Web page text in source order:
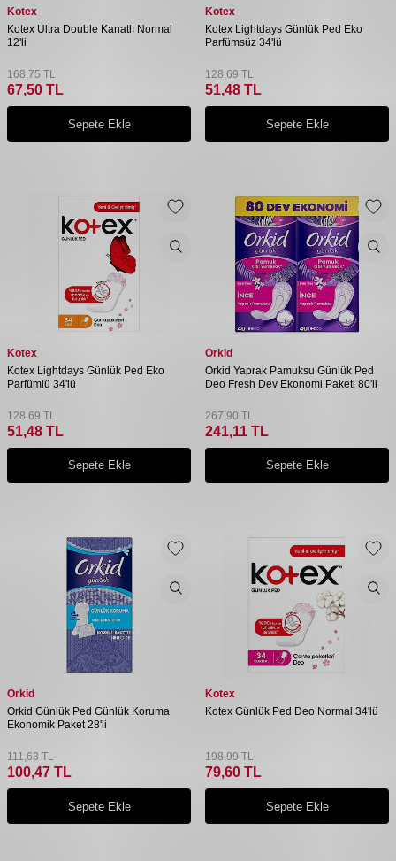
Kotex
Kotex Ultra Double Kanatlı Normal
12'li
168,75 TL
67,50 TL
Sepete Ekle
Kotex
Kotex Lightdays Günlük Ped Eko
Parfümsüz 34'lü
128,69 TL
51,48 TL
Sepete Ekle
Kotex
Kotex Lightdays Günlük Ped Eko
Parfümlü 34'lü
128,69 TL
51,48 TL
Sepete Ekle
Orkid
Orkid Yaprak Pamuksu Günlük Ped
Deo Fresh Dev Ekonomi Paketi 80'li
267,90 TL
241,11 TL
Sepete Ekle
Orkid
Orkid Günlük Ped Günlük Koruma
Ekonomik Paket 28'li
111,63 TL
100,47 TL
Sepete Ekle
Kotex
Kotex Günlük Ped Deo Normal 34'lü
198,99 TL
79,60 TL
Sepete Ekle